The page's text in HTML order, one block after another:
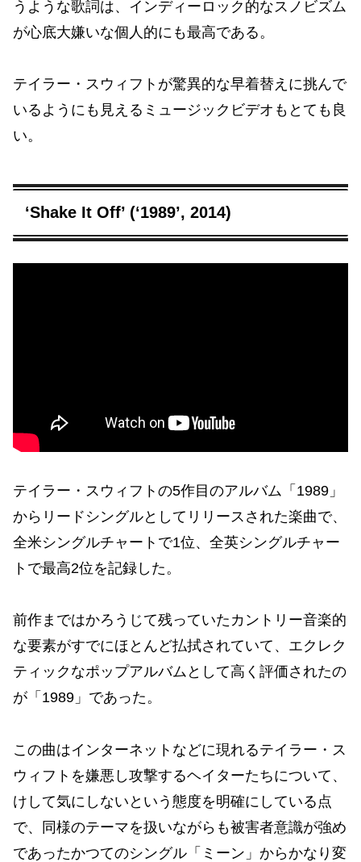
うような歌詞は、インディーロック的なスノビズム
が心底大嫌いな個人的にも最高である。
テイラー・スウィフトが驚異的な早着替えに挑んで
いるようにも見えるミュージックビデオもとても良
い。
‘Shake It Off’ (‘1989’, 2014)
テイラー・スウィフトの5作目のアルバム「1989」
からリードシングルとしてリリースされた楽曲で、
全米シングルチャートで1位、全英シングルチャー
トで最高2位を記録した。
前作まではかろうじて残っていたカントリー音楽的
な要素がすでにほとんど払拭されていて、エクレク
ティックなポップアルバムとして高く評価されたの
が「1989」であった。
この曲はインターネットなどに現れるテイラー・ス
ウィフトを嫌悪し攻撃するヘイターたちについて、
けして気にしないという態度を明確にしている点
で、同様のテーマを扱いながらも被害者意識が強め
であったかつてのシングル「ミーン」からかなり変